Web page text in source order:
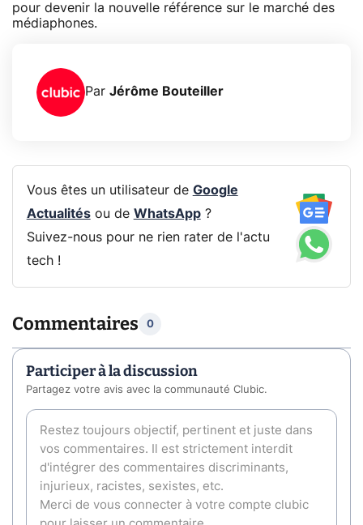
pour devenir la nouvelle référence sur le marché des
médiaphones.
Par Jérôme Bouteiller
Vous êtes un utilisateur de Google
Actualitésou de WhatsApp?
Suivez-nous pour ne rien rater de l'actu
tech !
Commentaires 0
Participer à la discussion
Partagez votre avis avec la communauté Clubic.